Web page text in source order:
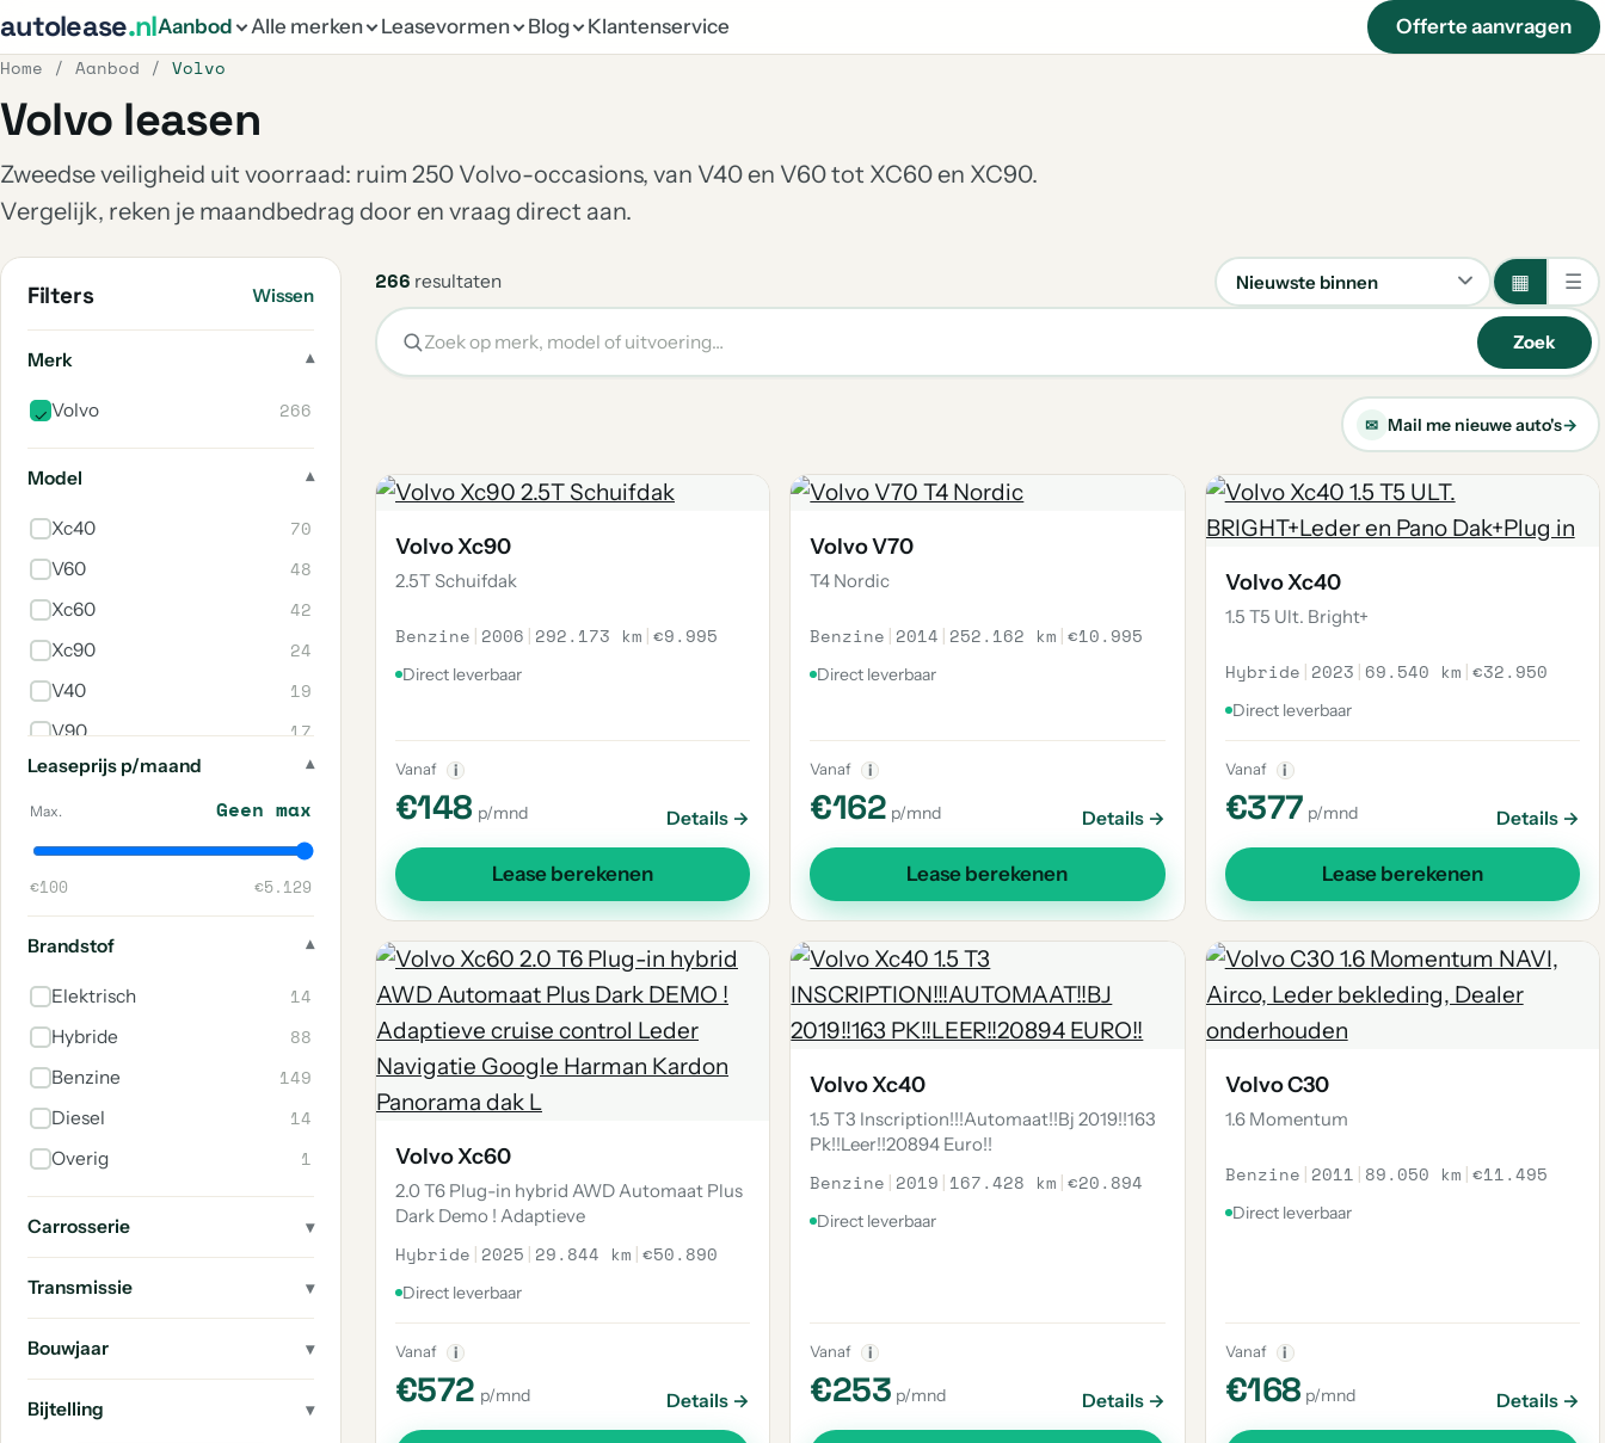
autolease.nlAanbod Alle merken Leasevormen Blog Klantenservice Offerte aanvragen
Home / Aanbod / Volvo
Volvo leasen
Zweedse veiligheid uit voorraad: ruim 250 Volvo-occasions, van V40 en V60 tot XC60 en XC90.
Vergelijk, reken je maandbedrag door en vraag direct aan.
Filters Wissen
Merk
Volvo 266
Model
Xc40 70
V60 48
Xc60 42
Xc90 24
V40 19
V90 17
V70 11
S60 5
V40 Cross Country 5
C70 4
242 3
S80
V90 Cross Country
244 1
Xc70 1
C40 1
Ex40 1
1800 1
S90 1
Leaseprijs p/maand
Max. Geen max
€100 €5.129
Brandstof
Elektrisch 14
Hybride 88
Benzine 149
Diesel 14
Overig 1
Carrosserie
Transmissie
Bouwjaar
Bijtelling
266 resultaten
Sorteren
▦ ☰
Zoek
✉ Mail me nieuwe auto's→
Volvo Xc90
2.5T Schuifdak
Benzine | 2006 | 292.173 km |€9.995
Direct leverbaar
Vanaf i
€148 p/mnd Details →
Lease berekenen
Volvo V70
T4 Nordic
Benzine | 2014 | 252.162 km |€10.995
Direct leverbaar
Vanaf i
€162 p/mnd Details →
Lease berekenen
Volvo Xc40
1.5 T5 Ult. Bright+
Hybride | 2023 | 69.540 km |€32.950
Direct leverbaar
Vanaf i
€377 p/mnd Details →
Lease berekenen
Volvo Xc60
2.0 T6 Plug-in hybrid AWD Automaat Plus
Dark Demo ! Adaptieve
Hybride | 2025 | 29.844 km |€50.890
Direct leverbaar
Vanaf i
€572 p/mnd Details →
Volvo Xc40
1.5 T3 Inscription!!!Automaat!!Bj 2019!!163
Pk!!Leer!!20894 Euro!!
Benzine | 2019 | 167.428 km |€20.894
Direct leverbaar
Vanaf i
€253 p/mnd Details →
Volvo C30
1.6 Momentum
Benzine | 2011 | 89.050 km |€11.495
Direct leverbaar
Vanaf i
€168 p/mnd Details →